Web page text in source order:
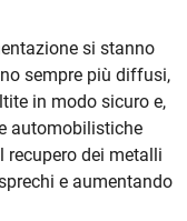
si stanno
sempre più diffusi,
in modo sicuro e,
automobilistiche
dei metalli
e aumentando